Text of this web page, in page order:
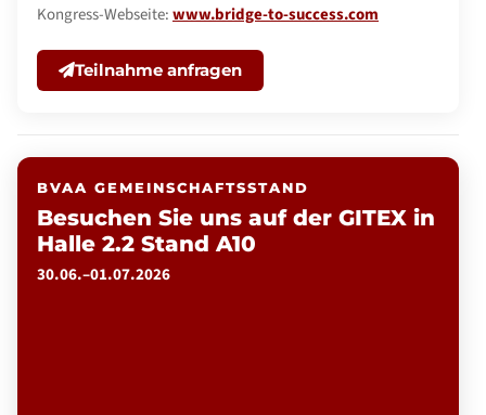
Kongress-Webseite:www.bridge-to-success.com
Teilnahme anfragen
BVAA GEMEINSCHAFTSSTAND
Besuchen Sie uns auf der GITEX in
Halle 2.2 Stand A10
30.06.–01.07.2026